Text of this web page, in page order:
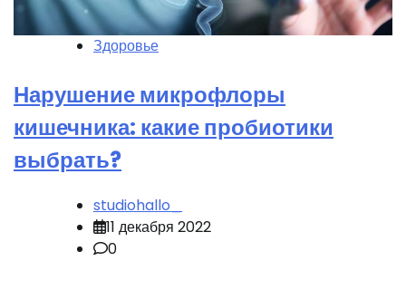
Здоровье
Нарушение микрофлоры
кишечника: какие пробиотики
выбрать?
studiohallo_
11 декабря 2022
0